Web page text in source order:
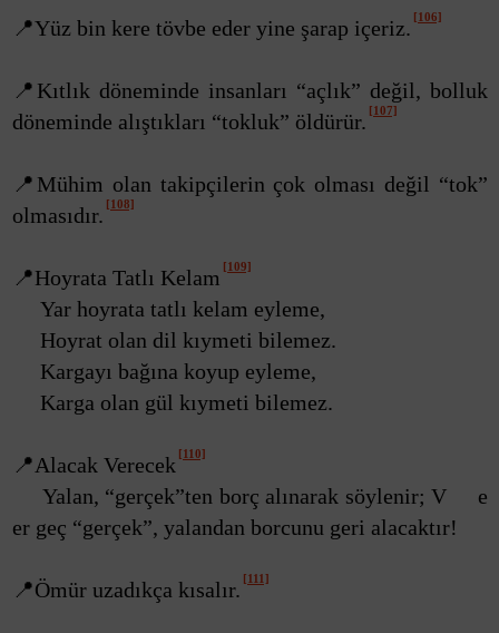
📍Yüz bin kere tövbe eder yine şarap içeriz. [106]
📍Kıtlık döneminde insanları “açlık” değil, bolluk
döneminde alıştıkları “tokluk” öldürür. [107]
📍Mühim olan takipçilerin çok olması değil “tok”
olmasıdır. [108]
📍Hoyrata Tatlı Kelam [109]
Yar hoyrata tatlı kelam eyleme,
Hoyrat olan dil kıymeti bilemez.
Kargayı bağına koyup eyleme,
Karga olan gül kıymeti bilemez.
📍Alacak Verecek [110]
Yalan, “gerçek”ten borç alınarak söylenir; V e
er geç “gerçek”, yalandan borcunu geri alacaktır!
📍Ömür uzadıkça kısalır. [111]